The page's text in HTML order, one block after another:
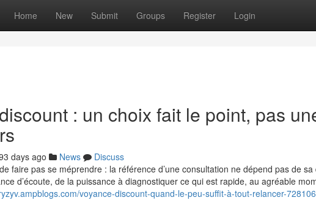
Home New Submit Groups Register Login
: un choix fait le point, pas
days ago News
Discuss
faire pas se méprendre : la référence d’une consultation ne dépend pas de
d’écoute, de la puissance à diagnostiquer ce qui est rapide, au agréable
voyance-discount-quand-le-peu-suffit-à-tout-relancer-